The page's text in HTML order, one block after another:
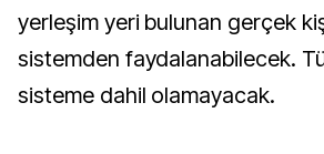
yerleşim yeri bulunan gerçek
sistemden faydalanabilecek.
sisteme dahil olamayacak.